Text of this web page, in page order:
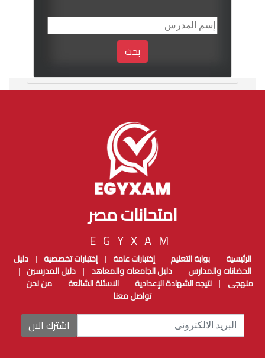
بحث
امتحانات مصر
EGYXAM
الرئيسية | بوابة التعليم | إختبارات عامة | إختبارات تخصصية | دليل
الحضانات والمدارس | دليل الجامعات والمعاهد | دليل المدرسين |
منهجى |نتيجه الشهادة الإعدادية |الاسئلة الشائعة |من نحن |
تواصل معنا
اشترك الان